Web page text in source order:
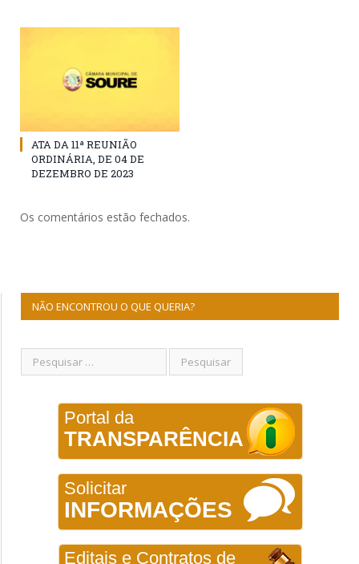
ATA DA 11ª REUNIÃO
ORDINÁRIA, DE 04 DE
DEZEMBRO DE 2023
Os comentários estão fechados.
NÃO ENCONTROU O QUE QUERIA?
Portal da
TRANSPARÊNCIA
Solicitar
INFORMAÇÕES
Editais e Contratos de